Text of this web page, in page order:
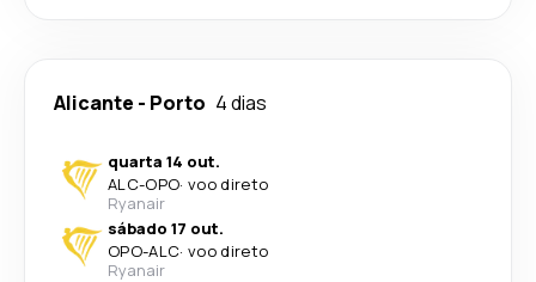
Alicante - Porto 4 dias
quarta 14 out.
ALC-OPO· voo direto
Ryanair
sábado 17 out.
OPO-ALC· voo direto
Ryanair